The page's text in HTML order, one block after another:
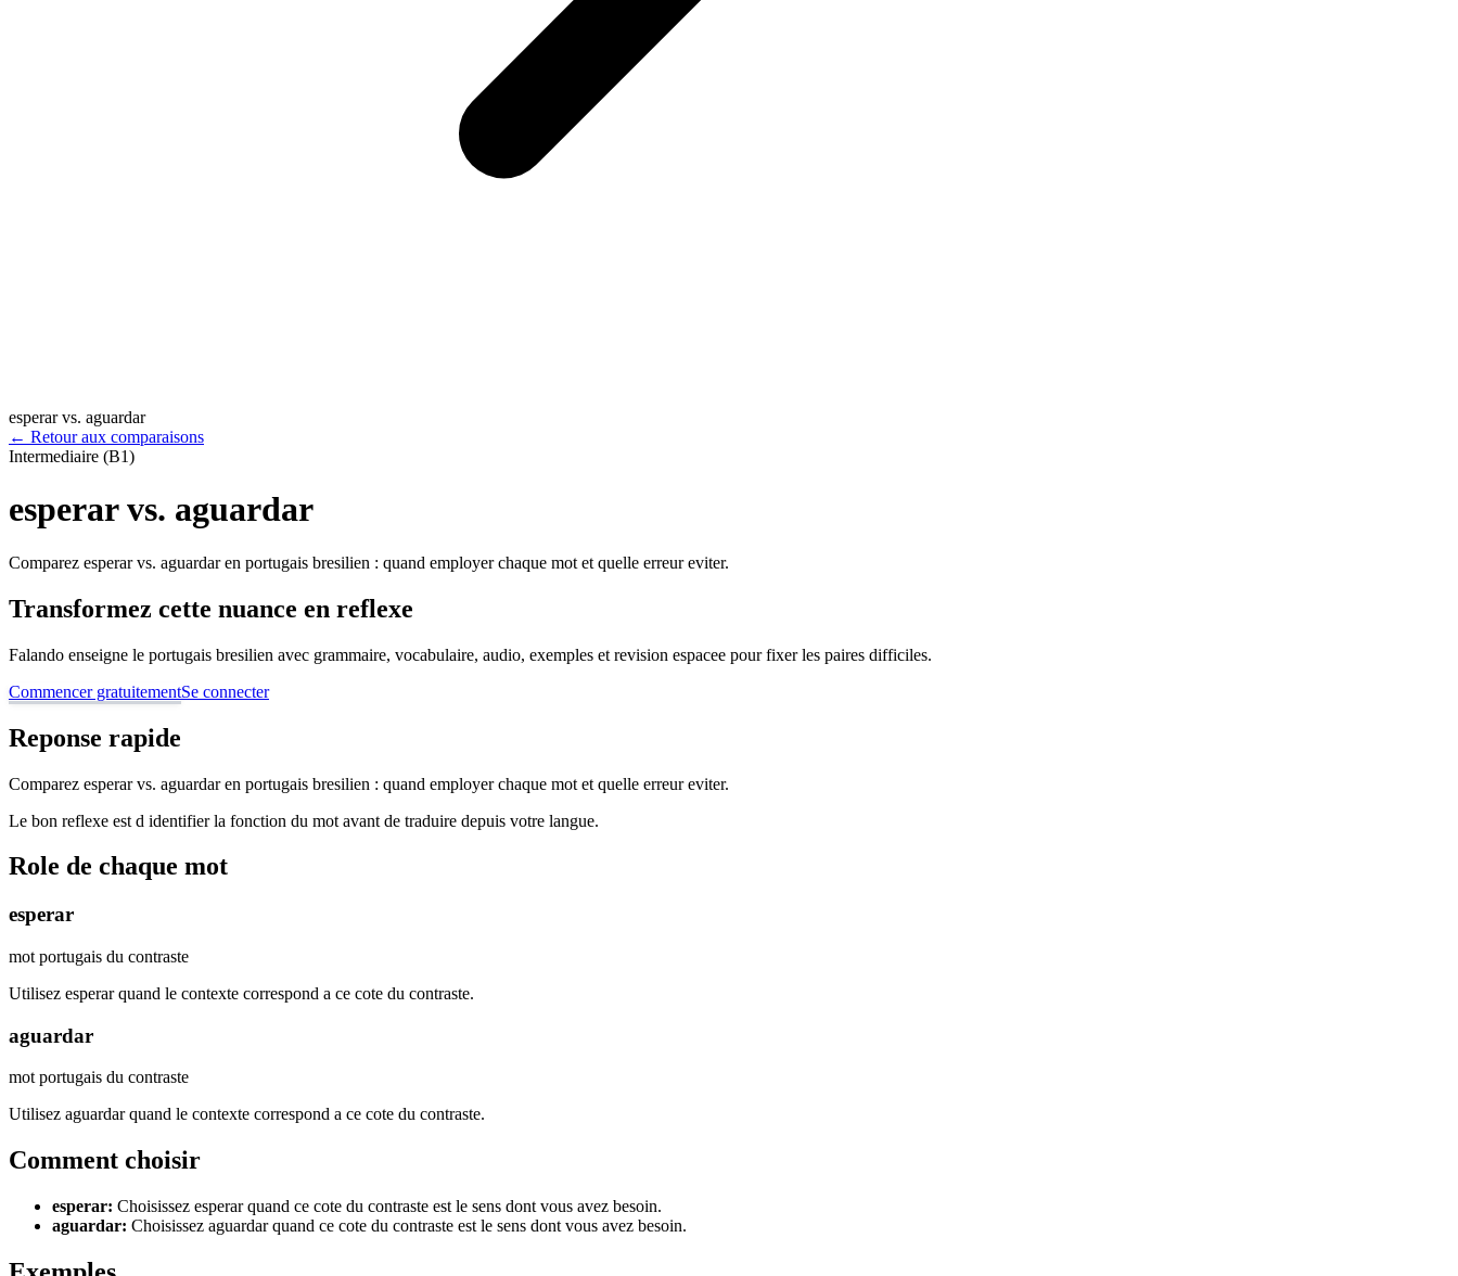
esperar vs. aguardar
← Retour aux comparaisons
Intermediaire (B1)
esperar vs. aguardar
Comparez esperar vs. aguardar en portugais bresilien : quand employer chaque mot et quelle erreur eviter.
Transformez cette nuance en reflexe
Falando enseigne le portugais bresilien avec grammaire, vocabulaire, audio, exemples et revision espacee pour fixer les paires difficiles.
Commencer gratuitementSe connecter
Reponse rapide
Comparez esperar vs. aguardar en portugais bresilien : quand employer chaque mot et quelle erreur eviter.
Le bon reflexe est d identifier la fonction du mot avant de traduire depuis votre langue.
Role de chaque mot
esperar
mot portugais du contraste
Utilisez esperar quand le contexte correspond a ce cote du contraste.
aguardar
mot portugais du contraste
Utilisez aguardar quand le contexte correspond a ce cote du contraste.
Comment choisir
esperar: Choisissez esperar quand ce cote du contraste est le sens dont vous avez besoin.
aguardar: Choisissez aguardar quand ce cote du contraste est le sens dont vous avez besoin.